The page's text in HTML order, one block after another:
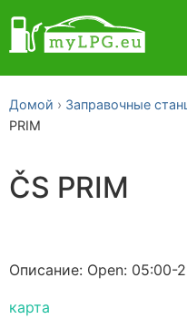
Домой Заправочные
PRIM
ČS PRIM
Описание: Open: 05:00-
карта